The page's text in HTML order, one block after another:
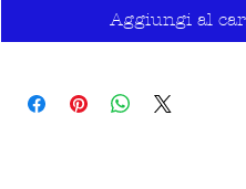
Aggiungi al